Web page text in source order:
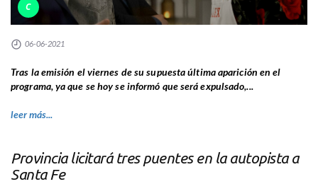
C
06-06-2021
Tras la emisión el viernes de su supuesta última aparición en el
programa, ya que se hoy se informó que será expulsado,...
leer más...
Provincia licitará tres puentes en la autopista a
Santa Fe